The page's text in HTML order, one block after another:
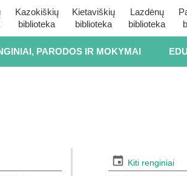
Kazokiškių
biblioteka
Kietaviškių
biblioteka
Lazdėnų
biblioteka
PARODOS IR MOKYMAI
Kiti renginiai